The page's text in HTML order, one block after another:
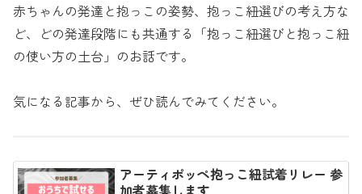
赤ちゃんの発達と抱っこの姿勢、抱っこ紐選びの考え方な
ど、どの発達段階にも共通する「抱っこ紐選びと抱っこ紐
の使い方の土台」のお話です。
気になる記事から、ぜひ読んでみてください。
アーティポッペ抱っこ紐試着リレー 参
加者募集します